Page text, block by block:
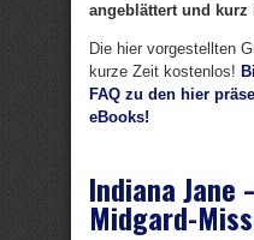
angeblättert und kurz
Die hier vorgestellten
kurze Zeit kostenlos!
FAQ zu den hier
eBooks!
Indiana Jane
Midgard-